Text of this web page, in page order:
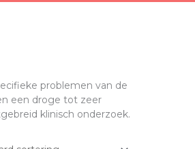
problemen van de
een droge tot zeer
klinisch onderzoek.